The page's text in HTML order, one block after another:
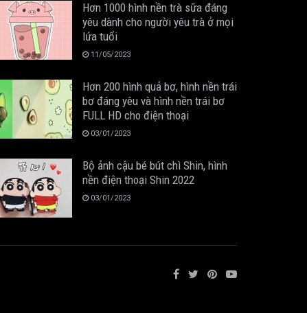
Hơn 1000 hình nền trà sữa đáng
yêu dành cho người yêu trà ở mọi
lứa tuổi
11/05/2023
Hơn 200 hình quả bơ, hình nền trái
bơ đáng yêu và hình nền trái bơ
FULL HD cho điện thoại
03/01/2023
Bộ ảnh cậu bé bút chì Shin, hình
nền điện thoại Shin 2022
03/01/2023